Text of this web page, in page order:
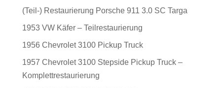
(Teil-) Restaurierung Porsche 911 3.0 SC Targa
1953 VW Käfer – Teilrestaurierung
1956 Chevrolet 3100 Pickup Truck
1957 Chevrolet 3100 Stepside Pickup Truck –
Komplettrestaurierung